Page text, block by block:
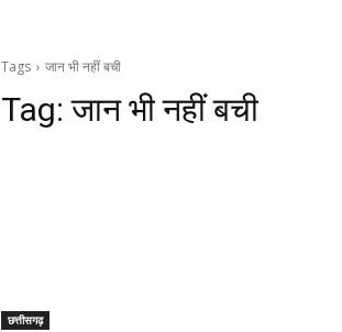
Tags जान भी नहीं बची
Tag:जान भी नहीं बची
छत्तीसगढ़